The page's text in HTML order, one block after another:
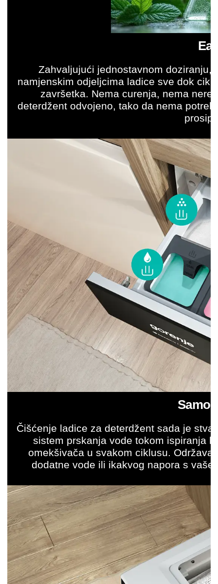
Zahvaljujući jednostavnom doziranju,
namjenskim odjeljcima ladice sve dok
završetka. Nema curenja, nema
deterdžent odvojeno, tako da nema
Čišćenje ladice za deterdžent sada je
sistem prskanja vode tokom ispiranja
omekšivača u svakom ciklusu.
dodatne vode ili ikakvog napora s